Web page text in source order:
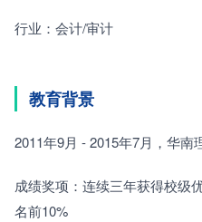
行业：会计/审计
教育背景
2011年9月 - 2015年7月，华
成绩奖项：连续三年获得校级
名前10%